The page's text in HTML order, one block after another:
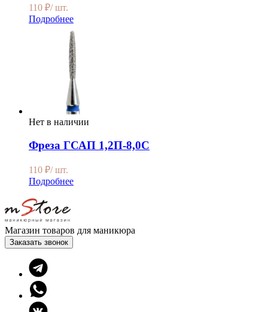
110 ₽/ шт.
Подробнее
Нет в наличии
Фреза ГСАП 1,2П-8,0С
110 ₽/ шт.
Подробнее
Магазин товаров для маникюра
Заказать звонок